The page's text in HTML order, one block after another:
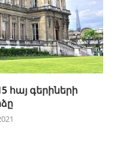
հայ գերիների